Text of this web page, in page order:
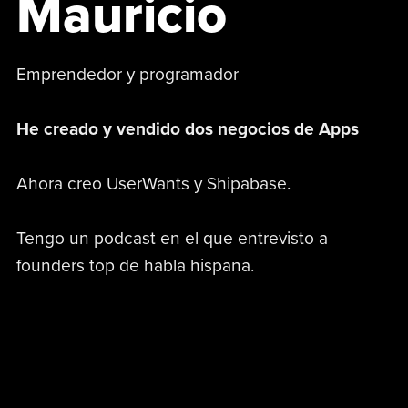
Mauricio
Emprendedor y programador
He creado y vendido dos negocios de Apps
Ahora creo UserWants y Shipabase.
Tengo un podcast en el que entrevisto a
founders top de habla hispana.